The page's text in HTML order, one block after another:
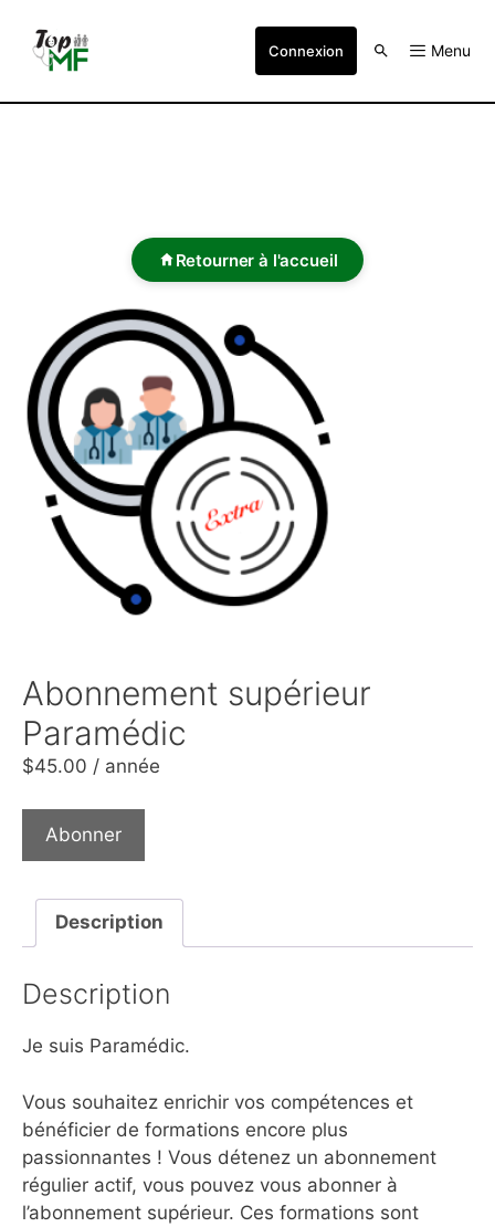
Connexion Menu
Retourner à l'accueil
Abonnement supérieur
Paramédic
$45.00 / année
Abonner
Description
Description
Je suis Paramédic.
Vous souhaitez enrichir vos compétences et
bénéficier de formations encore plus
passionnantes ! Vous détenez un abonnement
régulier actif, vous pouvez vous abonner à
l’abonnement supérieur. Ces formations sont